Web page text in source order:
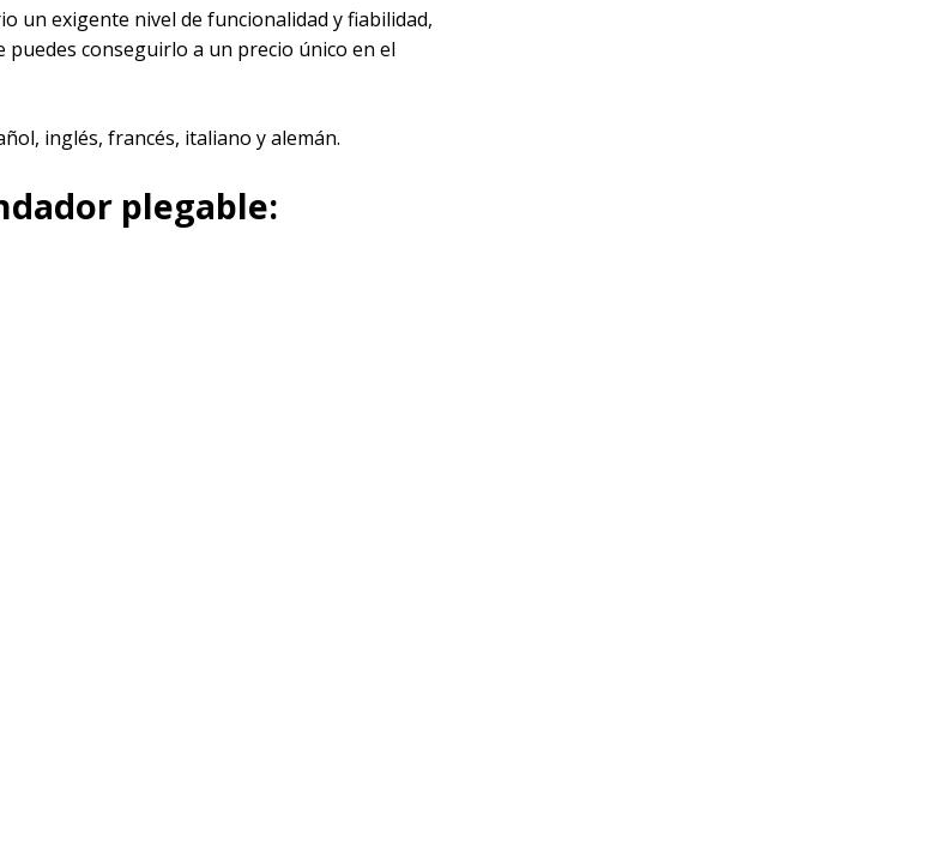
un exigente nivel de funcionalidad y fiabilidad,
conseguirlo a un precio único en el
inglés, francés, italiano y alemán.
plegable: